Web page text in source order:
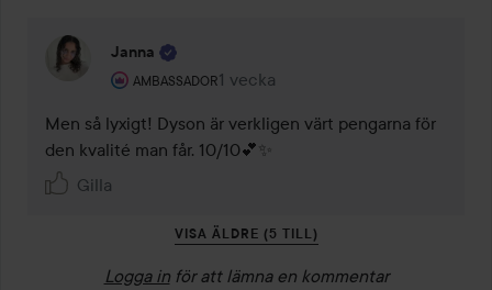
Janna
AMBASSADOR
Användarens roll: Ambassador.
1 vecka
Kommentaren lades 1 vecka
Men så lyxigt! Dyson är verkligen värt pengarna för
den kvalité man får. 10/10💕✨
Gilla
VISA ÄLDRE (5 TILL)
Logga in för att lämna en kommentar